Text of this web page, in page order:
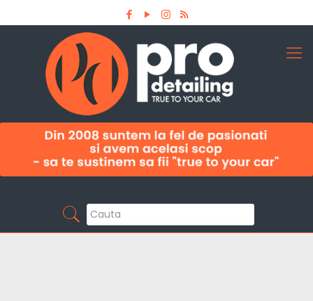
Aboneaza-te la newsletter
Pro Detailing
Sunt primul care afla noutatile din domeniu la